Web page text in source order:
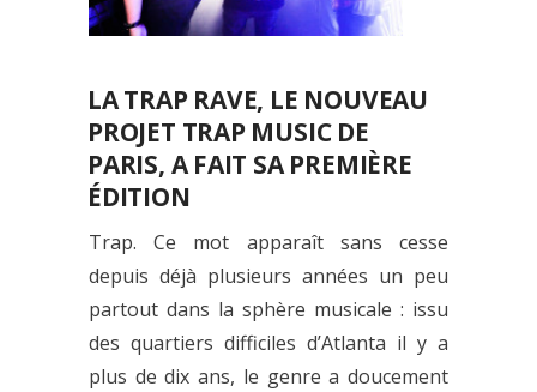
LA TRAP RAVE, LE NOUVEAU
PROJET TRAP MUSIC DE
PARIS, A FAIT SA PREMIÈRE
ÉDITION
Trap. Ce mot apparaît sans cesse
depuis déjà plusieurs années un peu
partout dans la sphère musicale : issu
des quartiers difficiles d’Atlanta il y a
plus de dix ans, le genre a doucement